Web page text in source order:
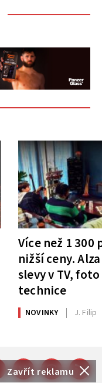
Zavřít reklamu
Více než 1
nižší ceny.
slevy v TV,
technice
NOVINKY J. Filip